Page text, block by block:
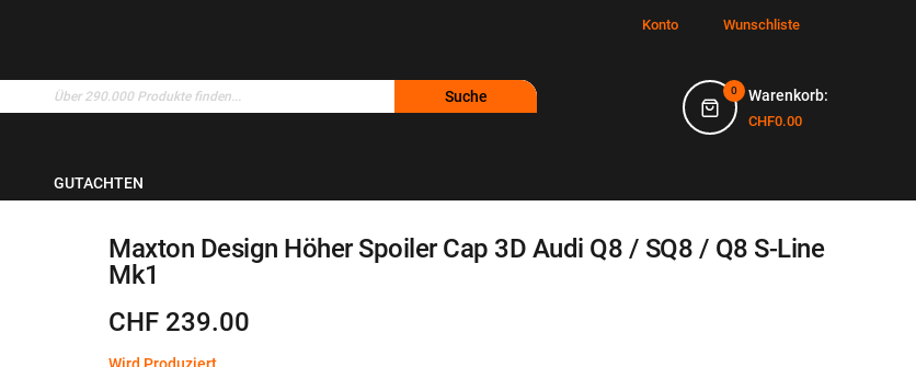
Konto Wunschliste
0 Warenkorb:
CHF0.00
Suche
GUTACHTEN
Maxton Design Höher Spoiler Cap 3D Audi Q8 / SQ8 / Q8 S-Line
Mk1
CHF 239.00